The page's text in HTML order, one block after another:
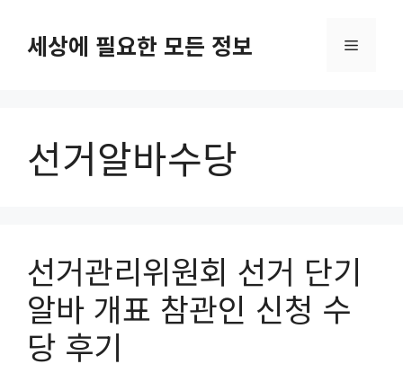
세상에 필요한 모든 정보 메
선거알바수당
선거관리위원회 선거 단기
알바 개표 참관인 신청 수
당 후기